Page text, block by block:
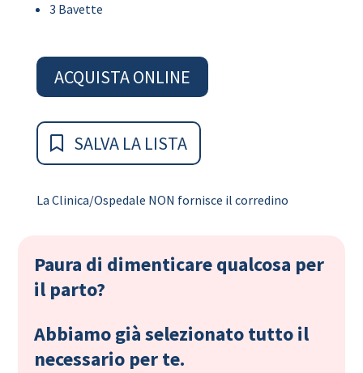
3 Bavette
ACQUISTA ONLINE
SALVA LA LISTA
La Clinica/Ospedale NON fornisce il corredino
Paura di dimenticare qualcosa per
il parto?
Abbiamo già selezionato tutto il
necessario per te.